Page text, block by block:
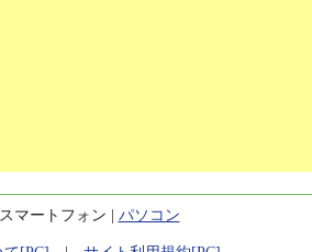
マートフォン | パソコン